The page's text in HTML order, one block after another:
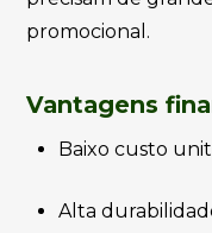
promocional.
Vantagens
Baixo custo
Alta